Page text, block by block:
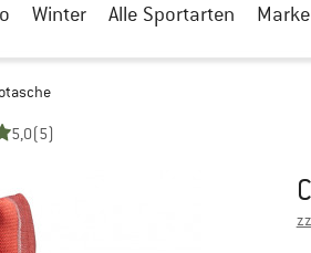
Winter Alle Sportarten
5,0(5)